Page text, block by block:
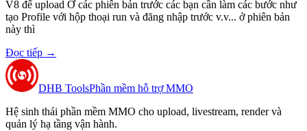
V8 để upload Ở các phiên bản trước các bạn cần làm các bước như
tạo Profile với hộp thoại run và đăng nhập trước v.v... ở phiên bản
này thì
Đọc tiếp →
DHB ToolsPhần mềm hỗ trợ MMO
Hệ sinh thái phần mềm MMO cho upload, livestream, render và
quản lý hạ tầng vận hành.